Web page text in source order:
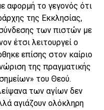
αφορμή το γεγονός ότι
της Εκκλησίας,
των πιστών με
έτσι λειτουργεί ο
επίσης στον καίριο
της πραγματικής
του Θεού.
των αγίων δεν
αγιάζουν ολόκληρη